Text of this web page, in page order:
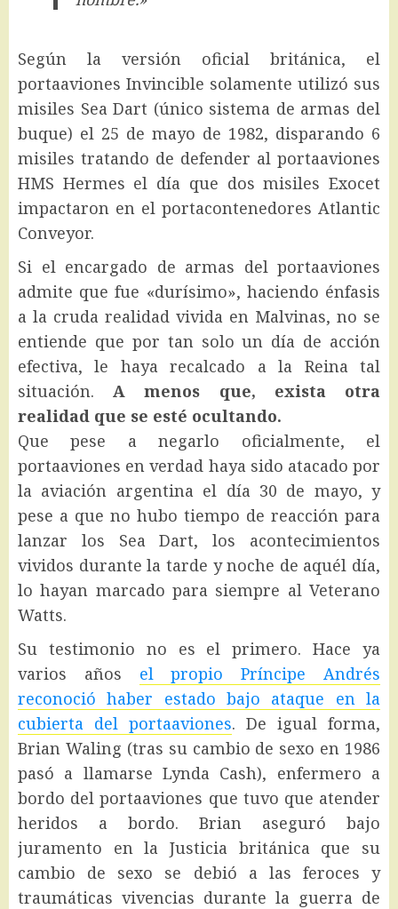
Según la versión oficial británica, el
portaaviones Invincible solamente utilizó sus
misiles Sea Dart (único sistema de armas del
buque) el 25 de mayo de 1982, disparando 6
misiles tratando de defender al portaaviones
HMS Hermes el día que dos misiles Exocet
impactaron en el portacontenedores Atlantic
Conveyor.
Si el encargado de armas del portaaviones
admite que fue «durísimo», haciendo énfasis
a la cruda realidad vivida en Malvinas, no se
entiende que por tan solo un día de acción
efectiva, le haya recalcado a la Reina tal
situación.A menos que, exista otra
realidad que se esté ocultando.
Que pese a negarlo oficialmente, el
portaaviones en verdad haya sido atacado por
la aviación argentina el día 30 de mayo, y
pese a que no hubo tiempo de reacción para
lanzar los Sea Dart, los acontecimientos
vividos durante la tarde y noche de aquél día,
lo hayan marcado para siempre al Veterano
Watts.
Su testimonio no es el primero. Hace ya
varios años el propio Príncipe Andrés
reconoció haber estado bajo ataque en la
cubierta del portaaviones. De igual forma,
Brian Waling (tras su cambio de sexo en 1986
pasó a llamarse Lynda Cash), enfermero a
bordo del portaaviones que tuvo que atender
heridos a bordo. Brian aseguró bajo
juramento en la Justicia británica que su
cambio de sexo se debió a las feroces y
traumáticas vivencias durante la guerra de